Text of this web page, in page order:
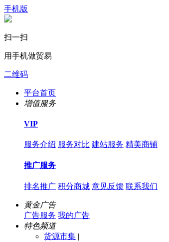
手机版
扫一扫
用手机做贸易
二维码
平台首页
增值服务
VIP
服务介绍 服务对比 建站服务 精美商铺
推广服务
排名推广 积分商城 意见反馈 联系我们
黄金广告
广告服务 我的广告
特色频道
货源市集 |